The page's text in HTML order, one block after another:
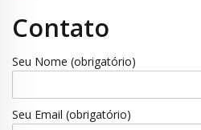
Contato
Seu Nome (obrigatório)
Seu Email (obrigatório)